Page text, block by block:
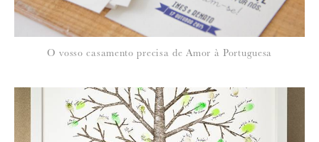
O vosso casamento precisa de Amor à Portuguesa